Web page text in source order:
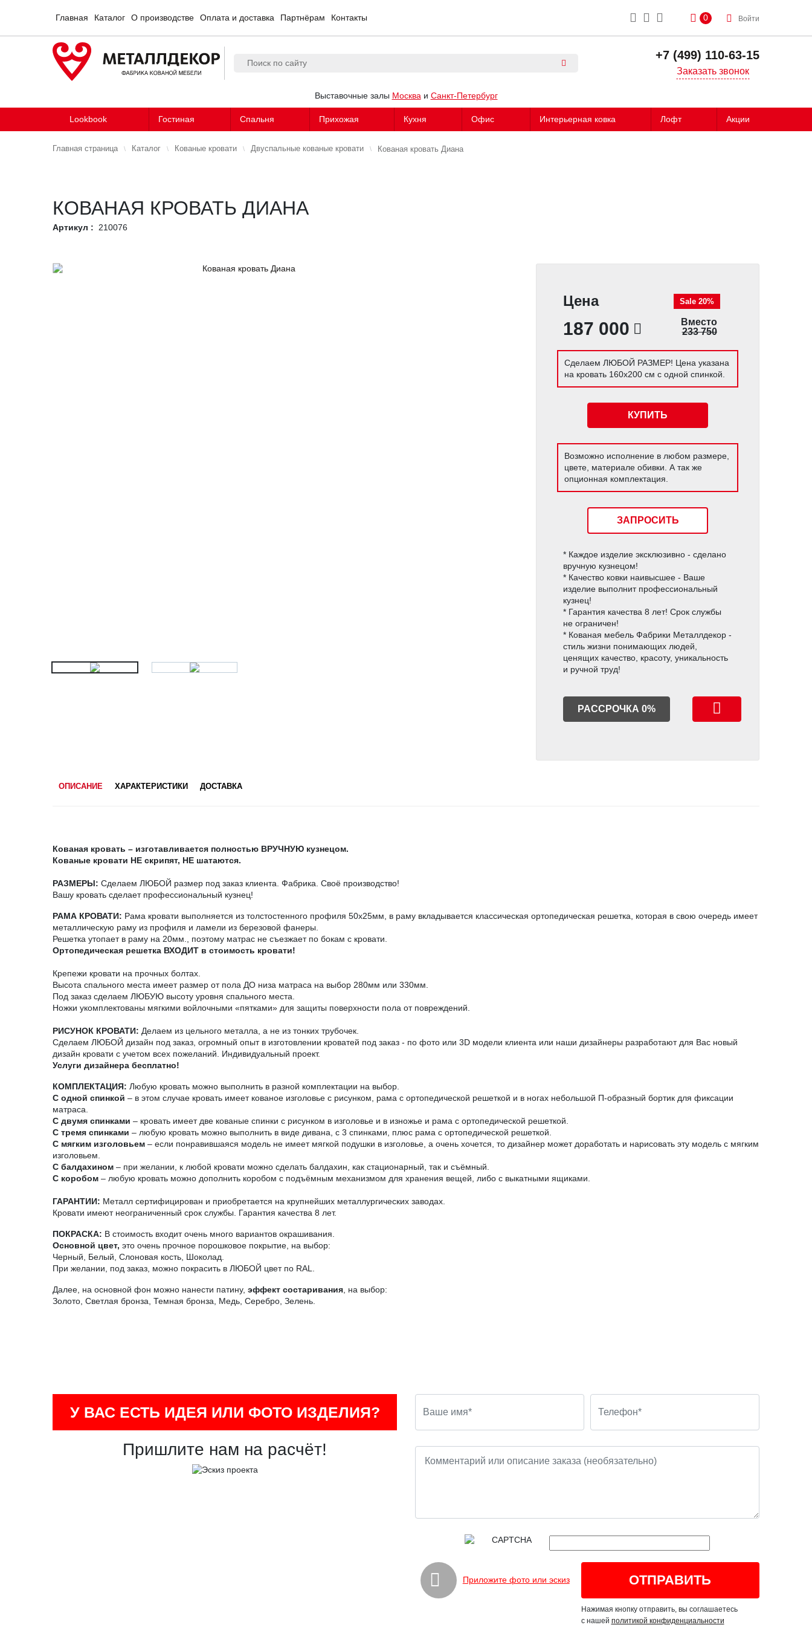
Главная Каталог О производстве Оплата и доставка Партнёрам Контакты 0 Войти
+7 (499) 110-63-15
Заказать звонок
Выставочные залы Москва и Санкт-Петербург
Lookbook Гостиная Спальня Прихожая Кухня Офис Интерьерная ковка Лофт Акции
Главная страница Каталог Кованые кровати Двуспальные кованые кровати Кованая кровать Диана
КОВАНАЯ КРОВАТЬ ДИАНА
Артикул : 210076
Цена
187 000
Sale 20%
Вместо
233 750
Сделаем ЛЮБОЙ РАЗМЕР! Цена указана
на кровать 160х200 см с одной спинкой.
КУПИТЬ
Возможно исполнение в любом размере,
цвете, материале обивки. А так же
опционная комплектация.
ЗАПРОСИТЬ
* Каждое изделие эксклюзивно - сделано
вручную кузнецом!
* Качество ковки наивысшее - Ваше
изделие выполнит профессиональный
кузнец!
* Гарантия качества 8 лет! Срок службы
не ограничен!
* Кованая мебель Фабрики Металлдекор -
стиль жизни понимающих людей,
ценящих качество, красоту, уникальность
и ручной труд!
РАССРОЧКА 0%
ОПИСАНИЕ ХАРАКТЕРИСТИКИ ДОСТАВКА
Кованая кровать – изготавливается полностью ВРУЧНУЮ кузнецом.
Кованые кровати НЕ скрипят, НЕ шатаются.
РАЗМЕРЫ: Сделаем ЛЮБОЙ размер под заказ клиента. Фабрика. Своё производство!
Вашу кровать сделает профессиональный кузнец!
РАМА КРОВАТИ: Рама кровати выполняется из толстостенного профиля 50х25мм, в раму вкладывается классическая ортопедическая решетка, которая в свою очередь имеет
металлическую раму из профиля и ламели из березовой фанеры.
Решетка утопает в раму на 20мм., поэтому матрас не съезжает по бокам с кровати.
Ортопедическая решетка ВХОДИТ в стоимость кровати!
Крепежи кровати на прочных болтах.
Высота спального места имеет размер от пола ДО низа матраса на выбор 280мм или 330мм.
Под заказ сделаем ЛЮБУЮ высоту уровня спального места.
Ножки укомплектованы мягкими войлочными «пятками» для защиты поверхности пола от повреждений.
РИСУНОК КРОВАТИ: Делаем из цельного металла, а не из тонких трубочек.
Сделаем ЛЮБОЙ дизайн под заказ, огромный опыт в изготовлении кроватей под заказ - по фото или 3D модели клиента или наши дизайнеры разработают для Вас новый
дизайн кровати с учетом всех пожеланий. Индивидуальный проект.
Услуги дизайнера бесплатно!
КОМПЛЕКТАЦИЯ: Любую кровать можно выполнить в разной комплектации на выбор.
С одной спинкой – в этом случае кровать имеет кованое изголовье с рисунком, рама с ортопедической решеткой и в ногах небольшой П-образный бортик для фиксации
матраса.
С двумя спинками – кровать имеет две кованые спинки с рисунком в изголовье и в изножье и рама с ортопедической решеткой.
С тремя спинками – любую кровать можно выполнить в виде дивана, с 3 спинками, плюс рама с ортопедической решеткой.
С мягким изголовьем – если понравившаяся модель не имеет мягкой подушки в изголовье, а очень хочется, то дизайнер может доработать и нарисовать эту модель с мягким
изголовьем.
С балдахином – при желании, к любой кровати можно сделать балдахин, как стационарный, так и съёмный.
С коробом – любую кровать можно дополнить коробом с подъёмным механизмом для хранения вещей, либо с выкатными ящиками.
ГАРАНТИИ: Металл сертифицирован и приобретается на крупнейших металлургических заводах.
Кровати имеют неограниченный срок службы. Гарантия качества 8 лет.
ПОКРАСКА: В стоимость входит очень много вариантов окрашивания.
Основной цвет, это очень прочное порошковое покрытие, на выбор:
Черный, Белый, Слоновая кость, Шоколад.
При желании, под заказ, можно покрасить в ЛЮБОЙ цвет по RAL.
Далее, на основной фон можно нанести патину, эффект состаривания , на выбор:
Золото, Светлая бронза, Темная бронза, Медь, Серебро, Зелень.
У ВАС ЕСТЬ ИДЕЯ ИЛИ ФОТО ИЗДЕЛИЯ?
Пришлите нам на расчёт!
Приложите фото или эскиз
Нажимая кнопку отправить, вы соглашаетесь
с нашей политикой конфиденциальности